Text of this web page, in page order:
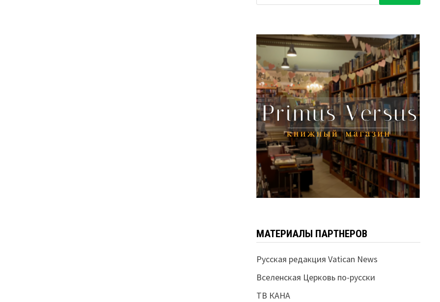
МАТЕРИАЛЫ ПАРТНЕРОВ
Русская редакция Vatican News
Вселенская Церковь по-русски
ТВ КАНА